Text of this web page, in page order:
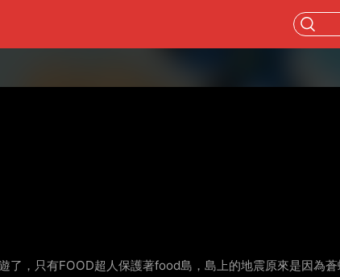
，只有FOOD超人保護著food島，島上的地震原來是因為